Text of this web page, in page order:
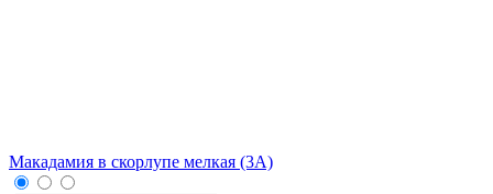
Макадамия в скорлупе мелкая (3А)